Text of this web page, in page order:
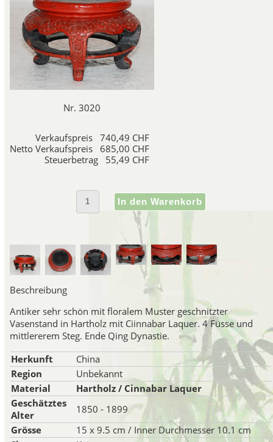
Quecksilbersulfid (HgS),
aus flüssigem Quecksilber
werden.
roten Lack als "Zinnober" zu
Sie Artikel, wie "Zinnober-
gesehen handelt es sich bei
Vasen mit zinnoberfarbenem
das Material, aus dem die
Schnitzerei ist das Material,
Die Verwendung von Lacken
entwickelt. Im Laufe
Lackverarbeitungstechniken
Japan und
Organischer Lack wird aus
Quelle ist der Saft des
wächst. Einmal vom Baum
Nr. 3020
Verkaufspreis
740,49 CHF
Netto Verkaufspreis
685,00 CHF
Steuerbetrag
55,49 CHF
Beschreibung
Antiker sehr schön mit floralem Muster geschnitzter
Vasenstand in Hartholz mit Ciinnabar Laquer. 4 Füsse und
mittlererem Steg. Ende Qing Dynastie.
Herkunft
China
Region
Unbekannt
Material
Hartholz / Cinnabar Laquer
Geschätztes
Alter
1850 - 1899
Grösse
15 x 9.5 cm / Inner Durchmesser 10.1 cm